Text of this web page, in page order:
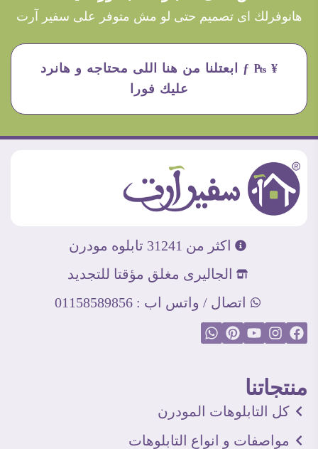
هانوفرلك اى تصميم حتى لو مش متوفر على سفير آرت
¥ ₧ ƒ ابعتلنا من هنا اللى محتاجه و هانرد
عليك فورا
اكثر من 31241 تابلوه مودرن
الجاليرى مغلق مؤقتا للتجديد
اتصال / واتس اب : 01158589856
منتجاتنا
كل التابلوهات المودرن
مواصفات و انواع التابلوهات